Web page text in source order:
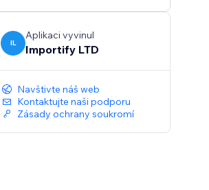
IL
Aplikaci vyvinul
Importify LTD
Navštivte náš web
Kontaktujte naši podporu
Zásady ochrany soukromí